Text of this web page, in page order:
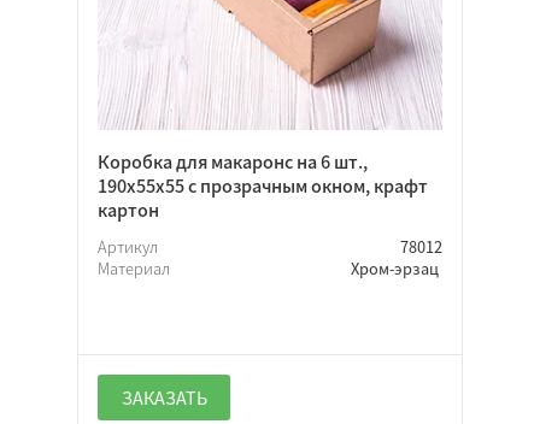
Коробка для макаронс на 6 шт.,
190х55х55 с прозрачным окном, крафт
картон
Артикул
78012
Материал
Хром-эрзац
ЗАКАЗАТЬ